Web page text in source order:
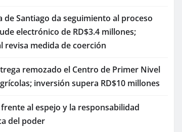
de Santiago da seguimiento al proceso
electrónico de RD$3.4 millones;
revisa medida de coerción
remozado el Centro de Primer Nivel
inversión supera RD$10 millones
frente al espejo y la responsabilidad
del poder